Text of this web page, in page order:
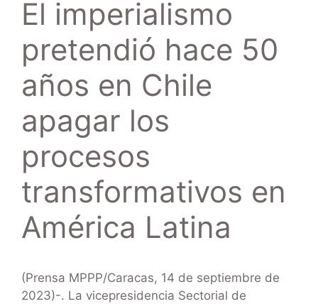
El imperialismo
pretendió hace 50
años en Chile
apagar los
procesos
transformativos en
América Latina
(Prensa MPPP/Caracas, 14 de septiembre de
2023)-. La vicepresidencia Sectorial de